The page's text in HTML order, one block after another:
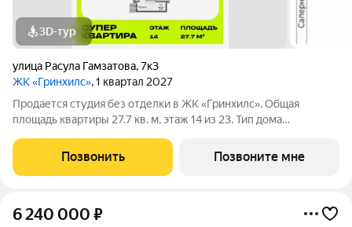
3D-тур
улица Расула Гамзатова,7к3
ЖК «Гринхилс», 1 квартал 2027
Продается студия без отделки в ЖК «Гринхилс». Общая
площадь квартиры 27.7 кв. м, этаж 14 из 23. Тип дома
жилой квартал комфорт-класса в выгодной локации
микрорайона Зеленый угол:
Позвонить Позвоните мне
6 240 000 ₽